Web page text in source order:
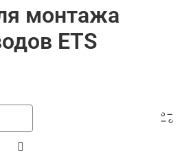
монтажа
ETS